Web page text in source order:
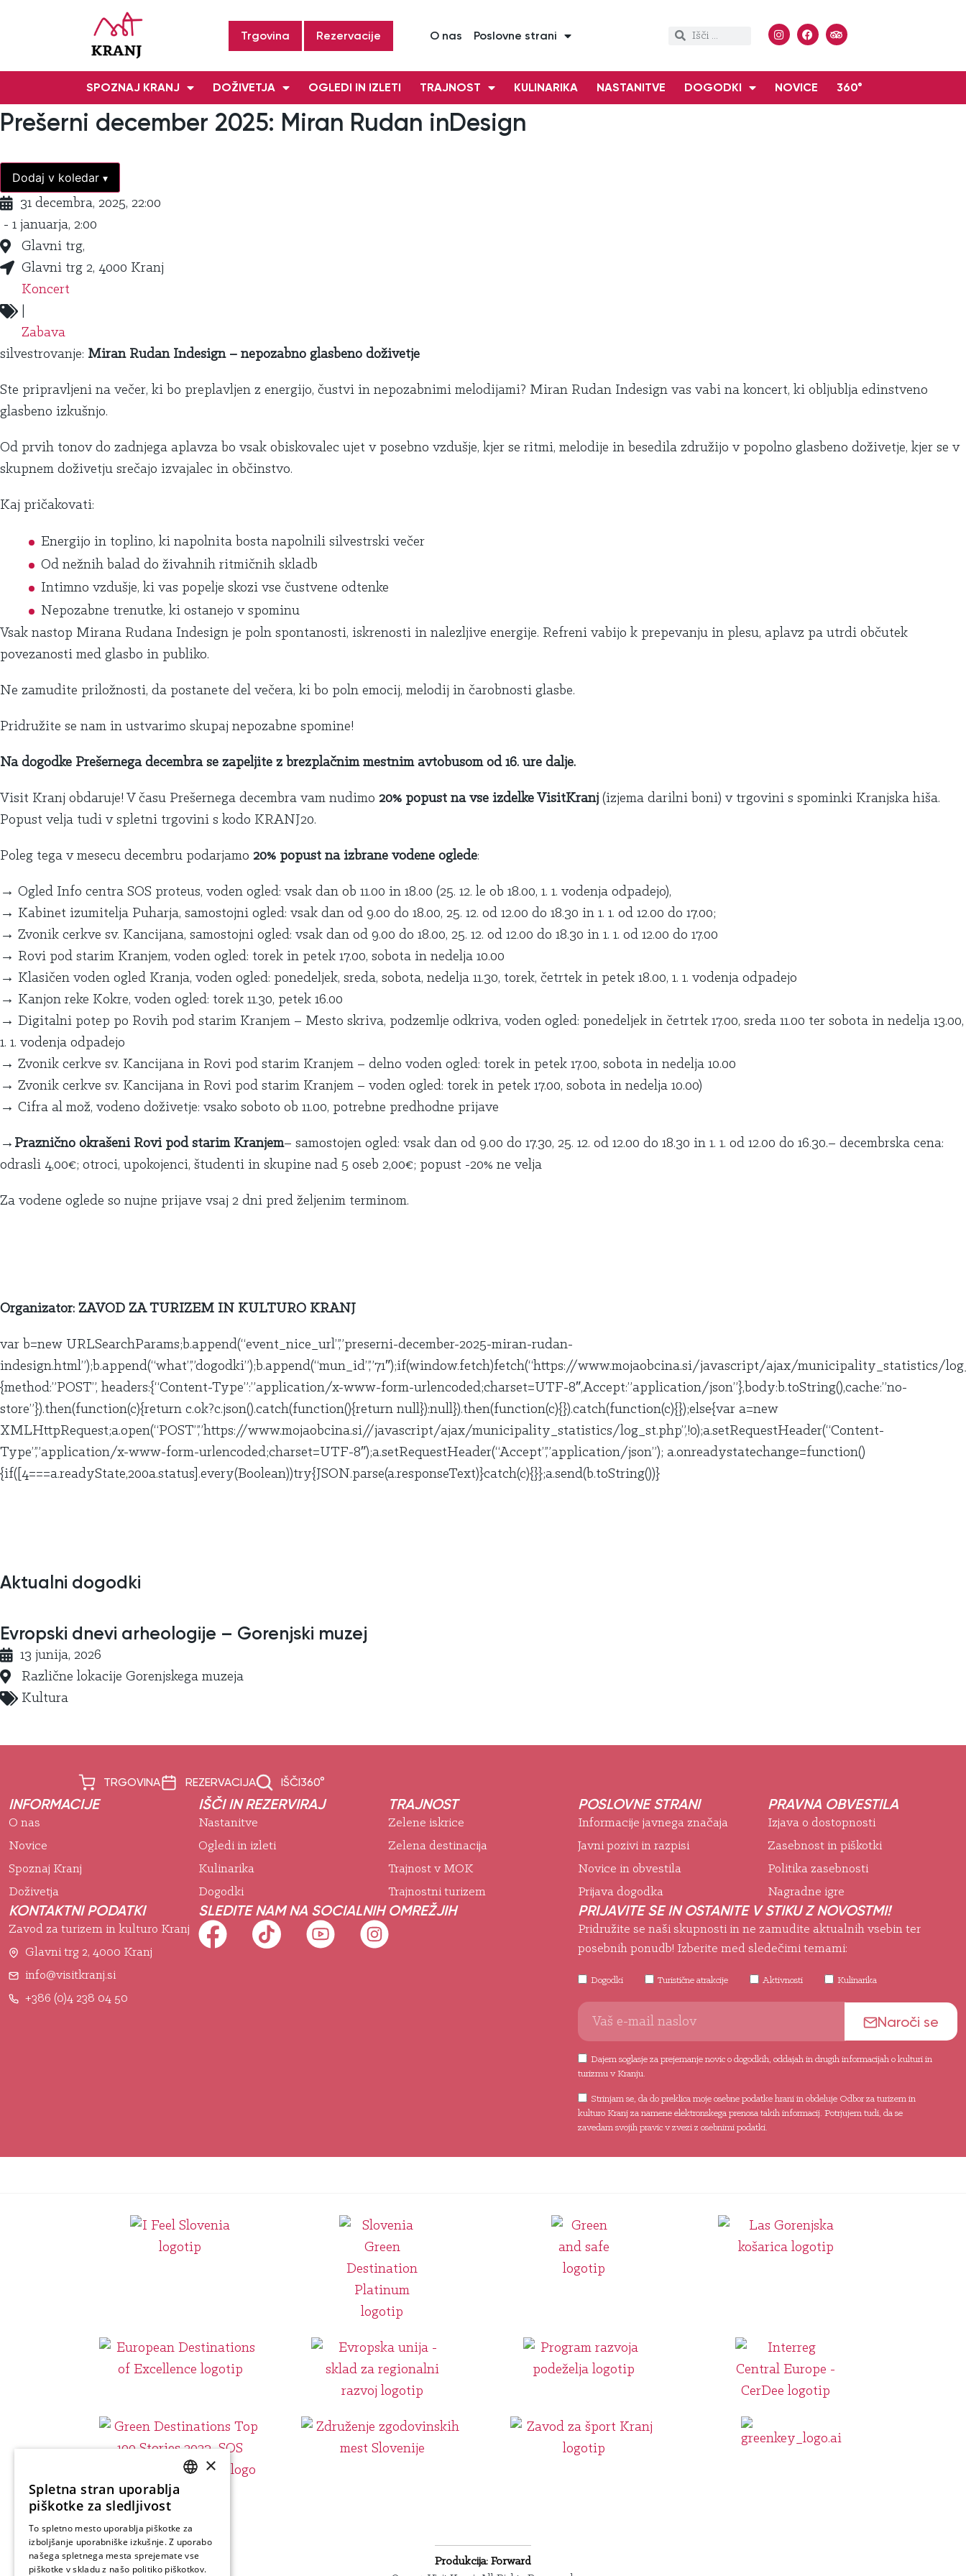
Trgovina Rezervacije O nas Poslovne strani
SPOZNAJ KRANJ DOŽIVETJA OGLEDI IN IZLETI TRAJNOST KULINARIKA NASTANITVE DOGODKI NOVICE 360°
Prešerni december 2025: Miran Rudan inDesign
Dodaj v koledar ▾
31 decembra, 2025, 22:00
- 1 januarja, 2:00
Glavni trg,
Glavni trg 2, 4000 Kranj
Koncert
Zabava
silvestrovanje: Miran Rudan Indesign – nepozabno glasbeno doživetje
Ste pripravljeni na večer, ki bo preplavljen z energijo, čustvi in nepozabnimi melodijami? Miran Rudan Indesign vas vabi na koncert, ki obljublja edinstveno
glasbeno izkušnjo.
Od prvih tonov do zadnjega aplavza bo vsak obiskovalec ujet v posebno vzdušje, kjer se ritmi, melodije in besedila združijo v popolno glasbeno doživetje, kjer se v
skupnem doživetju srečajo izvajalec in občinstvo.
Kaj pričakovati:
Energijo in toplino, ki napolnita bosta napolnili silvestrski večer
Od nežnih balad do živahnih ritmičnih skladb
Intimno vzdušje, ki vas popelje skozi vse čustvene odtenke
Nepozabne trenutke, ki ostanejo v spominu
Vsak nastop Mirana Rudana Indesign je poln spontanosti, iskrenosti in nalezljive energije. Refreni vabijo k prepevanju in plesu, aplavz pa utrdi občutek
povezanosti med glasbo in publiko.
Ne zamudite priložnosti, da postanete del večera, ki bo poln emocij, melodij in čarobnosti glasbe.
Pridružite se nam in ustvarimo skupaj nepozabne spomine!
Na dogodke Prešernega decembra se zapeljite z brezplačnim mestnim avtobusom od 16. ure dalje.
Visit Kranj obdaruje! V času Prešernega decembra vam nudimo 20% popust na vse izdelke VisitKranj (izjema darilni boni) v trgovini s spominki Kranjska hiša.
Popust velja tudi v spletni trgovini s kodo KRANJ20.
Poleg tega v mesecu decembru podarjamo 20% popust na izbrane vodene oglede:
→ Ogled Info centra SOS proteus, voden ogled: vsak dan ob 11.00 in 18.00 (25. 12. le ob 18.00, 1. 1. vodenja odpadejo),
→ Kabinet izumitelja Puharja, samostojni ogled: vsak dan od 9.00 do 18.00, 25. 12. od 12.00 do 18.30 in 1. 1. od 12.00 do 17.00;
→ Zvonik cerkve sv. Kancijana, samostojni ogled: vsak dan od 9.00 do 18.00, 25. 12. od 12.00 do 18.30 in 1. 1. od 12.00 do 17.00
→ Rovi pod starim Kranjem, voden ogled: torek in petek 17.00, sobota in nedelja 10.00
→ Klasičen voden ogled Kranja, voden ogled: ponedeljek, sreda, sobota, nedelja 11.30, torek, četrtek in petek 18.00, 1. 1. vodenja odpadejo
→ Kanjon reke Kokre, voden ogled: torek 11.30, petek 16.00
→ Digitalni potep po Rovih pod starim Kranjem – Mesto skriva, podzemlje odkriva, voden ogled: ponedeljek in četrtek 17.00, sreda 11.00 ter sobota in nedelja 13.00,
1. 1. vodenja odpadejo
→ Zvonik cerkve sv. Kancijana in Rovi pod starim Kranjem – delno voden ogled: torek in petek 17.00, sobota in nedelja 10.00
→ Zvonik cerkve sv. Kancijana in Rovi pod starim Kranjem – voden ogled: torek in petek 17.00, sobota in nedelja 10.00)
→ Cifra al mož, vodeno doživetje: vsako soboto ob 11.00, potrebne predhodne prijave
→ Praznično okrašeni Rovi pod starim Kranjem– samostojen ogled: vsak dan od 9.00 do 17.30, 25. 12. od 12.00 do 18.30 in 1. 1. od 12.00 do 16.30.– decembrska cena:
odrasli 4,00€; otroci, upokojenci, študenti in skupine nad 5 oseb 2,00€; popust -20% ne velja
Za vodene oglede so nujne prijave vsaj 2 dni pred željenim terminom.
Organizator: ZAVOD ZA TURIZEM IN KULTURO KRANJ
var b=new URLSearchParams;b.append(“event_nice_url”,”preserni-december-2025-miran-rudan-
indesign.html”);b.append(“what”,”dogodki”);b.append(“mun_id”,”71″);if(window.fetch)fetch(“https://www.mojaobcina.si/javascript/ajax/municipality_statistics/
{method:”POST”, headers:{“Content-Type”:”application/x-www-form-urlencoded;charset=UTF-8″,Accept:”application/json”},body:b.toString(),cache:”no-
store”}).then(function(c){return c.ok?c.json().catch(function(){return null}):null}).then(function(c){}).catch(function(c){});else{var a=new
XMLHttpRequest;a.open(“POST”,”https://www.mojaobcina.si//javascript/ajax/municipality_statistics/log_st.php”,!0);a.setRequestHeader(“Content-
Type”,”application/x-www-form-urlencoded;charset=UTF-8″);a.setRequestHeader(“Accept”,”application/json”); a.onreadystatechange=function()
{if([4===a.readyState,200a.status].every(Boolean))try{JSON.parse(a.responseText)}catch(c){}};a.send(b.toString())}
Aktualni dogodki
Evropski dnevi arheologije – Gorenjski muzej
13 junija, 2026
Različne lokacije Gorenjskega muzeja
Kultura
TRGOVINA REZERVACIJA IŠČI360°
INFORMACIJE
O nas
Novice
Spoznaj Kranj
Doživetja
IŠČI IN REZERVIRAJ
Nastanitve
Ogledi in izleti
Kulinarika
Dogodki
TRAJNOST
Zelene iskrice
Zelena destinacija
Trajnost v MOK
Trajnostni turizem
POSLOVNE STRANI
Informacije javnega značaja
Javni pozivi in razpisi
Novice in obvestila
Prijava dogodka
PRAVNA OBVESTILA
Izjava o dostopnosti
Zasebnost in piškotki
Politika zasebnosti
Nagradne igre
KONTAKTNI PODATKI
Zavod za turizem in kulturo Kranj
Glavni trg 2, 4000 Kranj
info@visitkranj.si
+386 (0)4 238 04 50
SLEDITE NAM NA SOCIALNIH OMREŽJIH PRIJAVITE SE IN OSTANITE V STIKU Z NOVOSTMI!
Pridružite se naši skupnosti in ne zamudite aktualnih vsebin ter
posebnih ponudb! Izberite med sledečimi temami:
Dogodki Turistične atrakcije Aktivnosti Kulinarika
Dajem soglasje za prejemanje novic o dogodkih, oddajah in drugih informacijah o kulturi in
turizmu v Kranju.
Strinjam se, da do preklica moje osebne podatke hrani in obdeluje Odbor za turizem in
kulturo Kranj za namene elektronskega prenosa takih informacij. Potrjujem tudi, da se
zavedam svojih pravic v zvezi z osebnimi podatki.
Naroči se
Produkcija: Forward
SLOVENIAN
GERMAN
ITALIAN
×
Spletna stran uporablja
piškotke za sledljivost
To spletno mesto uporablja piškotke za
izboljšanje uporabniške izkušnje. Z uporabo
našega spletnega mesta sprejemate vse
piškotke v skladu z našo politiko piškotkov.